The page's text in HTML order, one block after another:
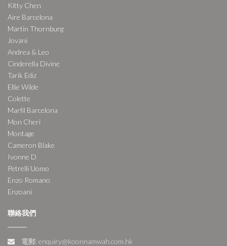
Kitty Chen
Aire Barcelona
Martin Thornburg
Jovani
Andrea & Leo
Cinderella Divine
Tarik Ediz
Ellie Wilde
Colette
Marfil Barcelona
Mon Cheri
Montage
Cameron Blake
Ivonne D
Petrelli Uomo
Enzo Romano
Enzoani
聯絡我們
電郵: enquiry@koonnamwah.com.hk